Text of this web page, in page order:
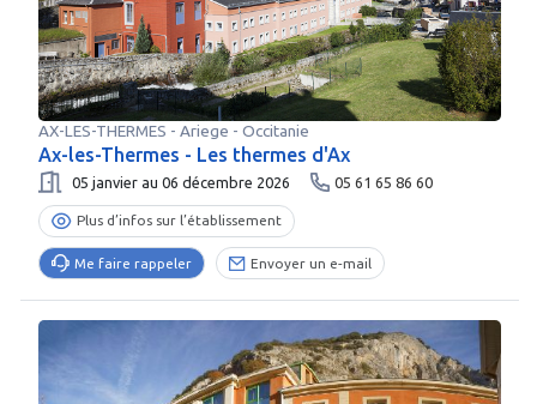
AX-LES-THERMES - Ariege - Occitanie
Ax-les-Thermes - Les thermes d'Ax
05 janvier au 06 décembre 2026 05 61 65 86 60
Plus d’infos sur l’établissement
Me faire rappeler Envoyer un e-mail